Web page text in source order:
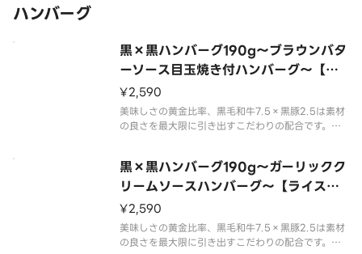
ハンバーグ
黒×黒ハンバーグ190g～ブラウンバタ
ーソース目玉焼き付ハンバーグ～【ラ
イス付き】
¥2,590
美味しさの黄金比率、黒毛和牛7.5×黒豚2.5は素材
の良さを最大限に引き出すこだわりの配合です。
※ハンバーグは焼成前のグラム数です。
※画像はイメージです。
黒×黒ハンバーグ190g～ガーリックク
リームソースハンバーグ～【ライス付
き】
¥2,590
美味しさの黄金比率、黒毛和牛7.5×黒豚2.5は素材
の良さを最大限に引き出すこだわりの配合です。